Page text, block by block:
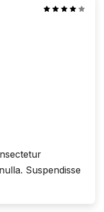
Suspendisse